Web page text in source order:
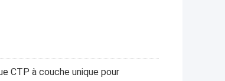
CTP à couche unique pour